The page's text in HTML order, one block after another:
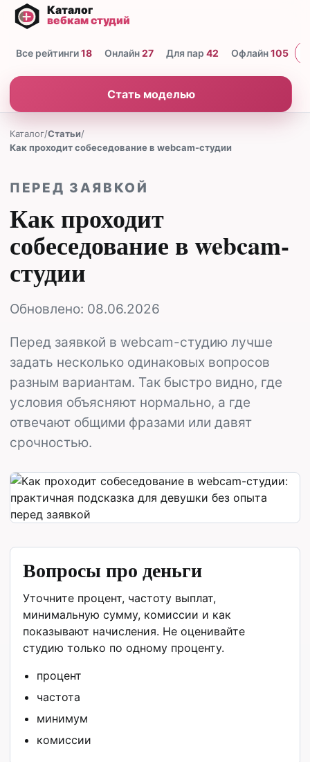
Все рейтинги18 Онлайн27 Для пар 42 Офлайн105
Стать моделью
Каталог/Статьи/
Как проходит собеседование в webcam-студии
ПЕРЕД ЗАЯВКОЙ
Как проходит
собеседование в webcam-
студии
Обновлено: 08.06.2026
Перед заявкой в webcam-студию лучше
задать несколько одинаковых вопросов
разным вариантам. Так быстро видно, где
условия объясняют нормально, а где
отвечают общими фразами или давят
срочностью.
Вопросы про деньги
Уточните процент, частоту выплат,
минимальную сумму, комиссии и как
показывают начисления. Не оценивайте
студию только по одному проценту.
процент
частота
минимум
комиссии